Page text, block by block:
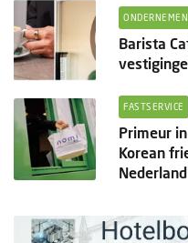
ONDERNEMEN
Barista
FASTSERVICE
Primeur
Korean
Nederland